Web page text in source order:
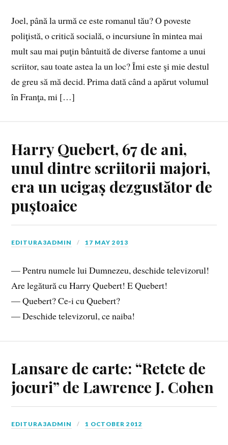
Joel, până la urmă ce este romanul tău? O poveste
poliţistă, o critică socială, o incursiune în mintea mai
mult sau mai puţin bântuită de diverse fantome a unui
scriitor, sau toate astea la un loc? Îmi este şi mie destul
de greu să mă decid. Prima dată când a apărut volumul
în Franţa, mi […]
Harry Quebert, 67 de ani,
unul dintre scriitorii majori,
era un ucigaș dezgustător de
puștoaice
EDITURA3ADMIN 17 MAY 2013
— Pentru numele lui Dumnezeu, deschide televizorul!
Are legătură cu Harry Quebert! E Quebert!
— Quebert? Ce-i cu Quebert?
— Deschide televizorul, ce naiba!
Lansare de carte: “Retete de
jocuri” de Lawrence J. Cohen
EDITURA3ADMIN 1 OCTOBER 2012